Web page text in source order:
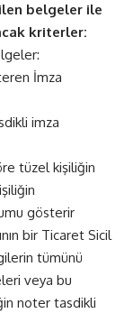
belgeler ile
kriterler:
İmza
imza
tüzel kişiliğin
gösterir
bir Ticaret Sicil
tümünü
veya bu
noter tasdikli